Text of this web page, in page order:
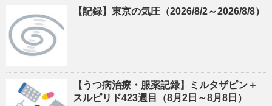
【記録】東京の気圧（2026/8/2～2026/8/8）
【うつ病治療・服薬記録】ミルタザピン＋
スルピリド423週目（8月2日～8月8日）